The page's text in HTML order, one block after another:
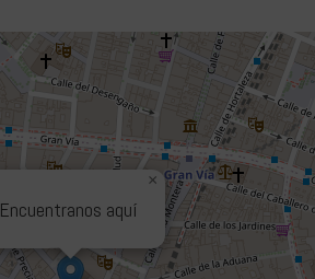
Encuentranos aquí
×